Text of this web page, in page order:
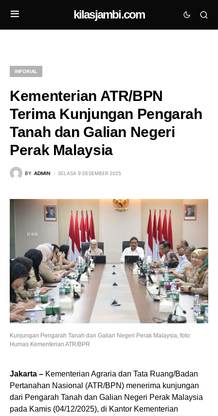
kilasjambi.com
INFORIAL
Kementerian ATR/BPN
Terima Kunjungan Pengarah
Tanah dan Galian Negeri
Perak Malaysia
BY ADMIN SELASA 9 DESEMBER 2025
Kunjungan Pengarah Tanah dan Galian Negeri Perak Malaysia, foto:
Humas Kementerian ATR/BPR
Jakarta – Kementerian Agraria dan Tata Ruang/Badan
Pertanahan Nasional (ATR/BPN) menerima kunjungan
dari Pengarah Tanah dan Galian Negeri Perak Malaysia
pada Kamis (04/12/2025), di Kantor Kementerian